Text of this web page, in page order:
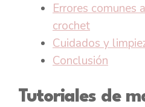
Errores comunes
crochet
Cuidados y
Conclusión
Tutoriales de